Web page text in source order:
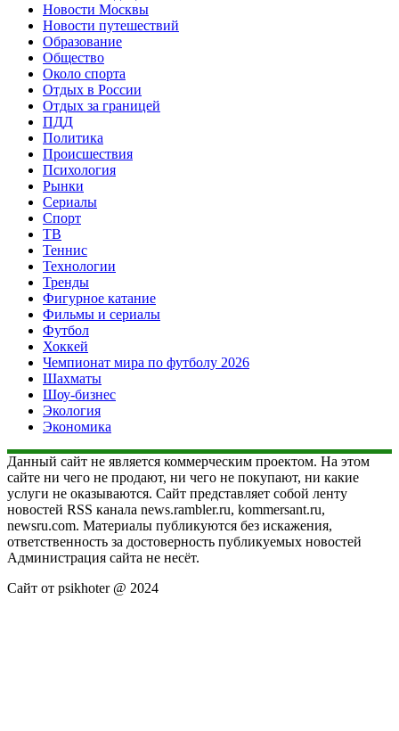
Новости Москвы
Новости путешествий
Образование
Общество
Около спорта
Отдых в России
Отдых за границей
ПДД
Политика
Происшествия
Психология
Рынки
Сериалы
Спорт
ТВ
Теннис
Технологии
Тренды
Фигурное катание
Фильмы и сериалы
Футбол
Хоккей
Чемпионат мира по футболу 2026
Шахматы
Шоу-бизнес
Экология
Экономика
Данный сайт не является коммерческим проектом. На этом
сайте ни чего не продают, ни чего не покупают, ни какие
услуги не оказываются. Сайт представляет собой ленту
новостей RSS канала news.rambler.ru, kommersant.ru,
newsru.com. Материалы публикуются без искажения,
ответственность за достоверность публикуемых новостей
Администрация сайта не несёт.
Сайт от psikhoter @ 2024